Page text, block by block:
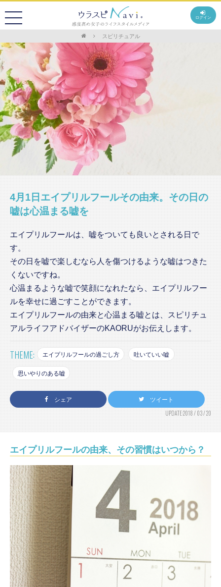
ログイン
スピリチュアル
4月1日エイプリルフールその由来。その日の
嘘は心温まる嘘を
エイプリルフールは、嘘をついても良いとされる日で
す。
その日を嘘で楽しむなら人を傷つけるような嘘はつきた
くないですね。
心温まるような嘘で笑顔になれたなら、エイプリルフー
ルを幸せに過ごすことができます。
エイプリルフールの由来と心温まる嘘とは、スピリチュ
アルライフアドバイザーのKAORUがお伝えします。
THEME: エイプリルフールの過ごし方 吐いていい嘘
思いやりのある嘘
シェア ツイート
UPDATE:2018 / 03 / 20
エイプリルフールの由来、その習慣はいつから？